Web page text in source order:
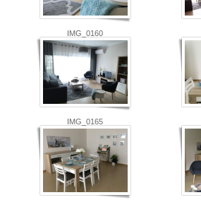
IMG_0160
IMG_0165